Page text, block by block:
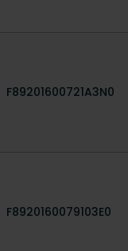
F89201600721A3N0
F8920160079103E0